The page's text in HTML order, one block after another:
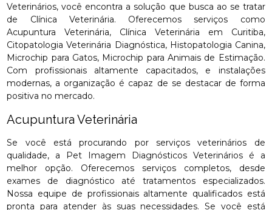
Veterinários, você encontra a solução que busca ao se tratar
de Clínica Veterinária. Oferecemos serviços como
Acupuntura Veterinária, Clínica Veterinária em Curitiba,
Citopatologia Veterinária Diagnóstica, Histopatologia Canina,
Microchip para Gatos, Microchip para Animais de Estimação.
Com profissionais altamente capacitados, e instalações
modernas, a organização é capaz de se destacar de forma
positiva no mercado.
Acupuntura Veterinária
Se você está procurando por serviços veterinários de
qualidade, a Pet Imagem Diagnósticos Veterinários é a
melhor opção. Oferecemos serviços completos, desde
exames de diagnóstico até tratamentos especializados.
Nossa equipe de profissionais altamente qualificados está
pronta para atender às suas necessidades. Se você está